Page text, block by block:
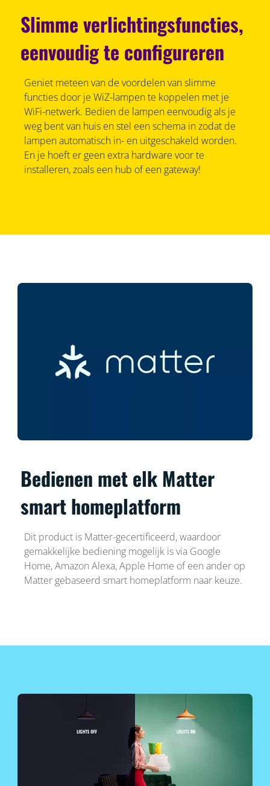
Slimme verlichtingsfuncties,
eenvoudig te configureren
Geniet meteen van de voordelen van slimme
functies door je WiZ-lampen te koppelen met je
WiFi-netwerk. Bedien de lampen eenvoudig als je
weg bent van huis en stel een schema in zodat de
lampen automatisch in- en uitgeschakeld worden.
En je hoeft er geen extra hardware voor te
installeren, zoals een hub of een gateway!
Bedienen met elk Matter
smart homeplatform
Dit product is Matter-gecertificeerd, waardoor
gemakkelijke bediening mogelijk is via Google
Home, Amazon Alexa, Apple Home of een ander op
Matter gebaseerd smart homeplatform naar keuze.